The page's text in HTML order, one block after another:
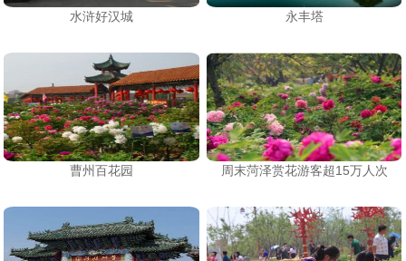
水浒好汉城 永丰塔
曹州百花园 周末菏泽赏花游客超15万人次